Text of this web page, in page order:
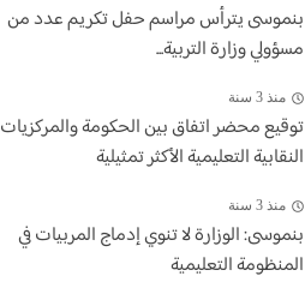
بنموسى يترأس مراسم حفل تكريم عدد من
مسؤولي وزارة التربية...
منذ 3 سنة
توقيع محضر اتفاق بين الحكومة والمركزيات
النقابية التعليمية الأكثر تمثيلية
منذ 3 سنة
بنموسى: الوزارة لا تنوي إدماج المربيات في
المنظومة التعليمية